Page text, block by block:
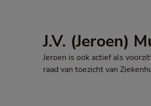
J.V. (Jeroen)
Jeroen is ook actief als
raad van toezicht van